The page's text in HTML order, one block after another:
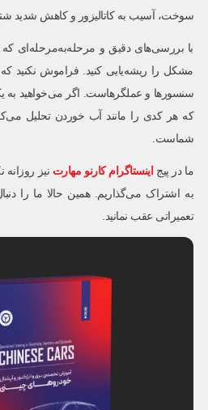
سوخت، آسیب به کاتالیزور و کاهش شدید
با بررسی‌های دقیق و مرحله‌به‌مرحله‌ای که
مشکل را ریشه‌یابی کنید. فراموش نکنید که
سنسورها و عملگرهاست. اگر می‌خواهید به
که هر کدی را مانند آب خوردن تحلیل
شماست.
ما در پیج اینستاگرام کارنو مهارت نیز
به اشتراک می‌گذاریم. همین حالا ما را
تعمیراتی عقب نمانید.